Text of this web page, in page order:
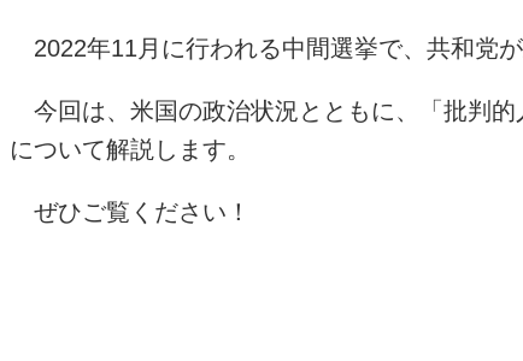
2022年11月に行われる中間選挙で、共和党
今回は、米国の政治状況とともに、「批判
について解説します。
ぜひご覧ください！